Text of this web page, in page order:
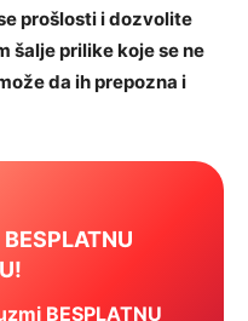
prošlosti i dozvolite
šalje prilike koje se ne
da ih prepozna i
BESPLATNU